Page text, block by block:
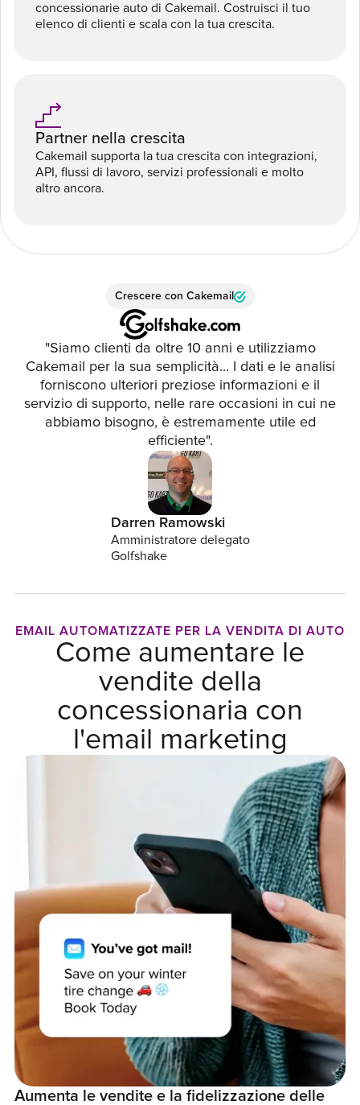
concessionarie auto di Cakemail. Costruisci il tuo
elenco di clienti e scala con la tua crescita.
Partner nella crescita
Cakemail supporta la tua crescita con integrazioni,
API, flussi di lavoro, servizi professionali e molto
altro ancora.
Crescere con Cakemail
"Siamo clienti da oltre 10 anni e utilizziamo
Cakemail per la sua semplicità... I dati e le analisi
forniscono ulteriori preziose informazioni e il
servizio di supporto, nelle rare occasioni in cui ne
abbiamo bisogno, è estremamente utile ed
efficiente".
Darren Ramowski
Amministratore delegato
Golfshake
EMAIL AUTOMATIZZATE PER LA VENDITA DI AUTO
Come aumentare le
vendite della
concessionaria con
l'email marketing
Aumenta le vendite e la fidelizzazione delle